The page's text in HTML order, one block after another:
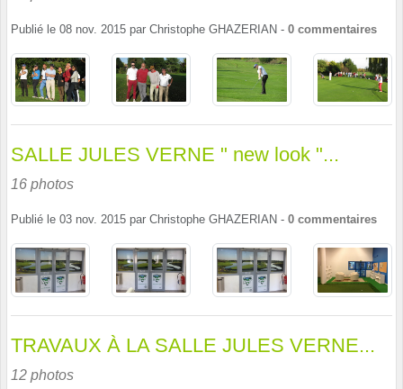
Publié le 08 nov. 2015 par Christophe GHAZERIAN - 0 commentaires
SALLE JULES VERNE " new look "...
16 photos
Publié le 03 nov. 2015 par Christophe GHAZERIAN - 0 commentaires
TRAVAUX À LA SALLE JULES VERNE...
12 photos